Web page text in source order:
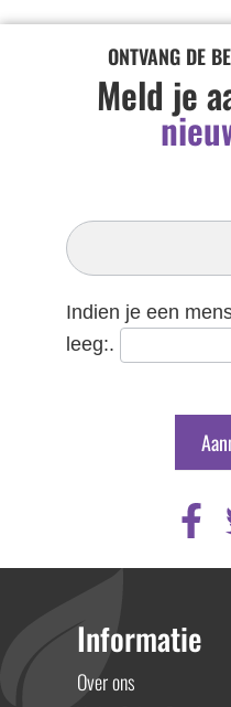
ONTVANG DE
Meld je
Inschrijven
Nieuwsbrief
Indien je een
leeg:.
Informatie
Over ons